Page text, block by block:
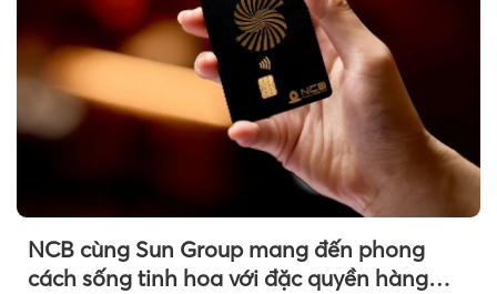
NCB cùng Sun Group mang đến phong
cách sống tinh hoa với đặc quyền hàng